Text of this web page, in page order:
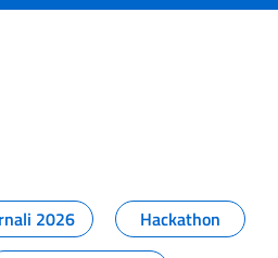
2026
Hackathon